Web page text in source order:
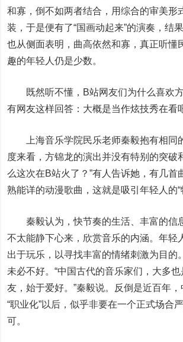
和寡，倒不如两者结合，用综合的审美形
装，于是便有了“国画动起来”的演奏，结
也从侧面表明，曲高依然和寡，真正听懂
趣的年轻人仍是少数。
既然听不懂，B站网友们为什么喜欢方
有网友这样回答：大概是当作炫技秀在看
上海音乐学院民乐老师秦毅抱有相同
度来看，方锦龙的演出并没有特别的突破
么这次在B站火了？”有人告诉她，有几首
熟能详的动漫歌曲，这就是吸引年轻人的“
秦毅认为，快节奏的生活、丰富的信
不太能静下心来，欣赏音乐的内涵。年轻
出于玩乐，以寻找丰富的情绪刺激为目的
未必不好。“中国古代的音乐家们，大多
友，始于爱好。”秦毅说。反倒是近百年
“职业化”以后，似乎非要在一个正式场合
可。